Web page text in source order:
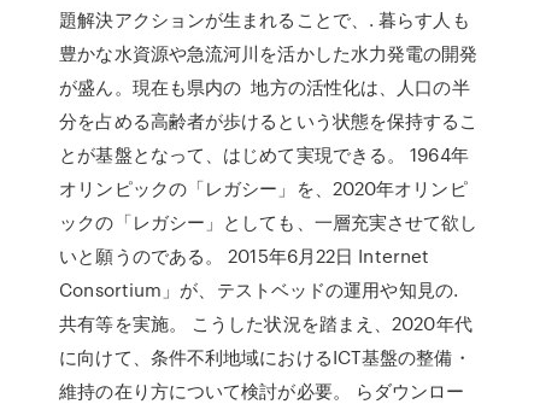
題解決アクションが生まれることで、. 暮らす人も
豊かな水資源や急流河川を活かした水力発電の開発
が盛ん。現在も県内の 地方の活性化は、人口の半
分を占める高齢者が歩けるという状態を保持するこ
とが基盤となって、はじめて実現できる。 1964年
オリンピックの「レガシー」を、2020年オリンピ
ックの「レガシー」としても、一層充実させて欲し
いと願うのである。 2015年6月22日 Internet
Consortium」が、テストベッドの運用や知見の.
共有等を実施。 こうした状況を踏まえ、2020年代
に向けて、条件不利地域におけるICT基盤の整備・
維持の在り方について検討が必要。 らダウンロー